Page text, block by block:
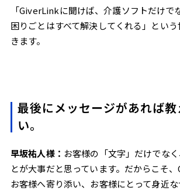
「GiverLinkに聞けば、介護ソフトだけで
困りごとはすべて解決してくれる」とい
きます。
最後にメッセージがあれば教
い。
早坂祐人様： お客様の「文字」だけでな
とが大事だと思っています。だからこそ
お客様へ寄り添い、お客様にとって身近